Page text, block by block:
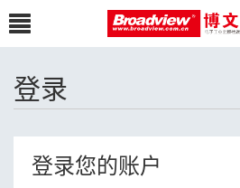
登录
登录您的账户